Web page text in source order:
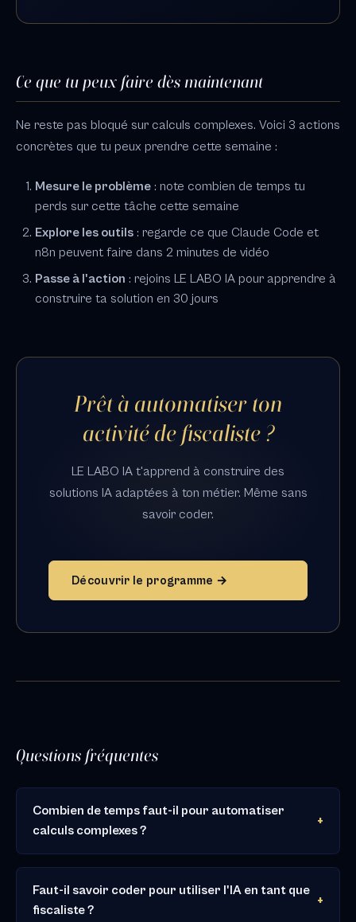
Ce que tu peux faire dès maintenant
Ne reste pas bloqué sur calculs complexes. Voici 3 actions
concrètes que tu peux prendre cette semaine :
Mesure le problème : note combien de temps tu
perds sur cette tâche cette semaine
Explore les outils : regarde ce que Claude Code et
n8n peuvent faire dans 2 minutes de vidéo
Passe à l'action : rejoins LE LABO IA pour apprendre à
construire ta solution en 30 jours
Prêt à automatiser ton
activité de fiscaliste ?
LE LABO IA t'apprend à construire des
solutions IA adaptées à ton métier. Même sans
savoir coder.
Découvrir le programme →
Questions fréquentes
Combien de temps faut-il pour automatiser
calculs complexes ?
Faut-il savoir coder pour utiliser l'IA en tant que
fiscaliste ?